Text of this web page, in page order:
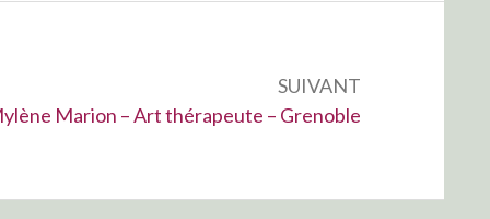
SUIVANT
:Marion – Art thérapeute – Grenoble